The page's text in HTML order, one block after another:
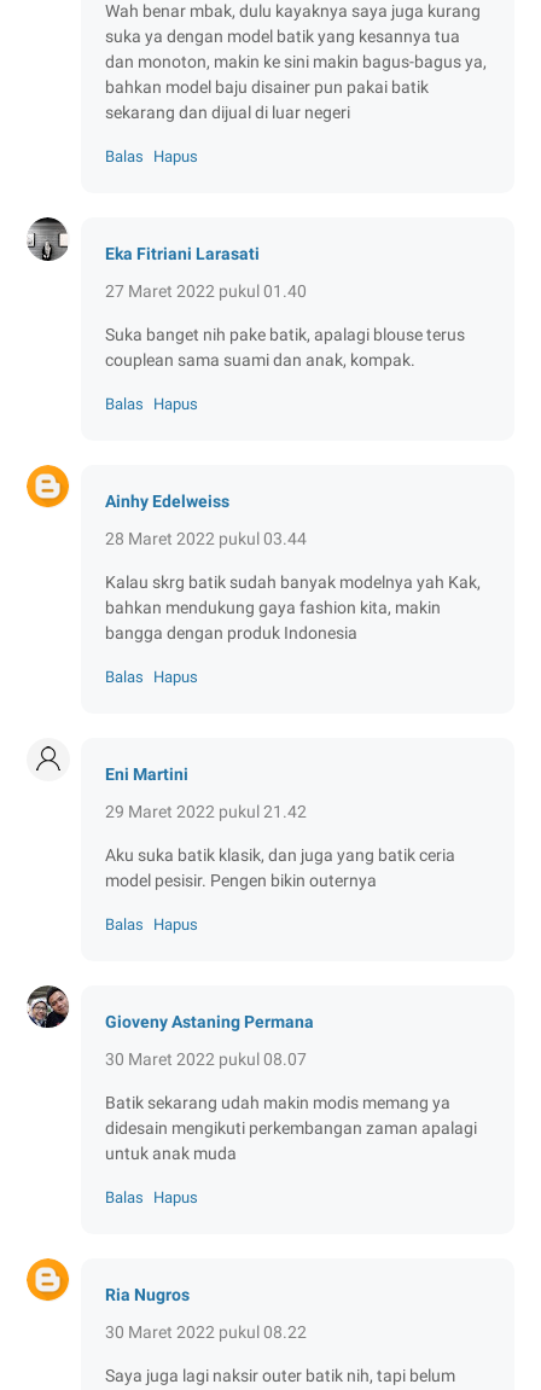
Wah benar mbak, dulu kayaknya saya juga kurang
suka ya dengan model batik yang kesannya tua
dan monoton, makin ke sini makin bagus-bagus ya,
bahkan model baju disainer pun pakai batik
sekarang dan dijual di luar negeri
Balas Hapus
Eka Fitriani Larasati
27 Maret 2022 pukul 01.40
Suka banget nih pake batik, apalagi blouse terus
couplean sama suami dan anak, kompak.
Balas Hapus
Ainhy Edelweiss
28 Maret 2022 pukul 03.44
Kalau skrg batik sudah banyak modelnya yah Kak,
bahkan mendukung gaya fashion kita, makin
bangga dengan produk Indonesia
Balas Hapus
Eni Martini
29 Maret 2022 pukul 21.42
Aku suka batik klasik, dan juga yang batik ceria
model pesisir. Pengen bikin outernya
Balas Hapus
Gioveny Astaning Permana
30 Maret 2022 pukul 08.07
Batik sekarang udah makin modis memang ya
didesain mengikuti perkembangan zaman apalagi
untuk anak muda
Balas Hapus
Ria Nugros
30 Maret 2022 pukul 08.22
Saya juga lagi naksir outer batik nih, tapi belum